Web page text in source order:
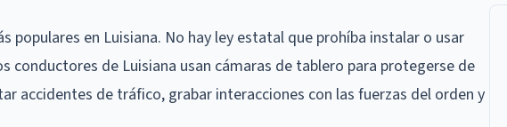
populares en Luisiana. No hay ley estatal que prohíba instalar o usar
conductores de Luisiana usan cámaras de tablero para protegerse de
accidentes de tráfico, grabar interacciones con las fuerzas del orden y